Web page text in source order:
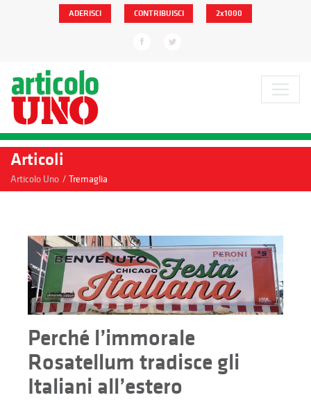
ADERISCI CONTRIBUISCI 2x1000
Articoli
Articolo Uno / Tremaglia
Perché l’immorale
Rosatellum tradisce gli
Italiani all’estero